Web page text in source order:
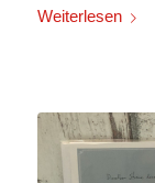
Weiterlesen